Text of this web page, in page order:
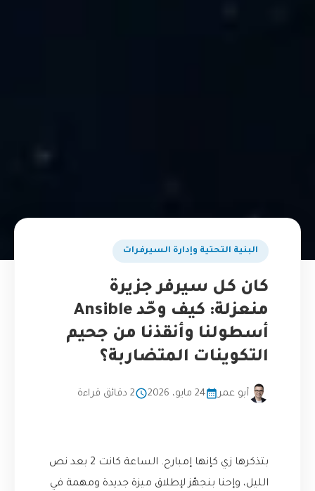
البنية التحتية وإدارة السيرفرات
كان كل سيرفر جزيرة
منعزلة: كيف وحّد Ansible
أسطولنا وأنقذنا من جحيم
التكوينات المتضاربة؟
أبو عمر 24 مايو، 2026 2 دقائق قراءة
بتذكرها زي كإنها إمبارح. الساعة كانت 2 بعد نص
الليل، وإحنا بنجهّز لإطلاق ميزة جديدة ومهمة في